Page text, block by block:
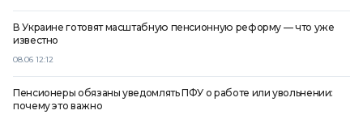
08.06 12:12
В Украине готовят масштабную пенсионную реформу — что уже
известно
Пенсионеры обязаны уведомлять ПФУ о работе или увольнении:
почему это важно